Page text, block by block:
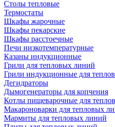
Столы тепловые
Термостаты
Шкафы жарочные
Шкафы пекарские
Шкафы расстоечные
Печи низкотемпературные
Казаны индукционные
Грили для тепловых линий
Грили индукционные для
Дегидраторы
Дымогенераторы для копчения
Котлы пищеварочные для
Макароноварки для тепловых
Мармиты для тепловых линий